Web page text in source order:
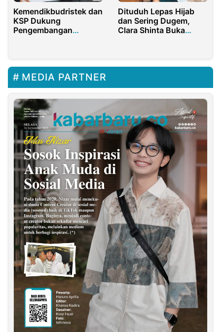
Kemendikbudristek dan
KSP Dukung
Pengembangan
Dituduh Lepas Hijab
dan Sering Dugem,
Clara Shinta Buka
MEDIA PARTNER